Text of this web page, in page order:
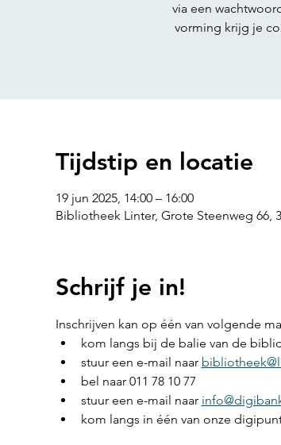
via een
vorming krijg je
Tijdstip en locatie
19 jun 2025, 14:00 – 16:00
Bibliotheek Linter, Grote Steenweg 66,
Schrijf je in!
Inschrijven kan op één van volgende
kom langs bij de balie van de
stuur een e-mail naar
bel naar 011 78 10 77
stuur een e-mail naar
kom langs in één van onze